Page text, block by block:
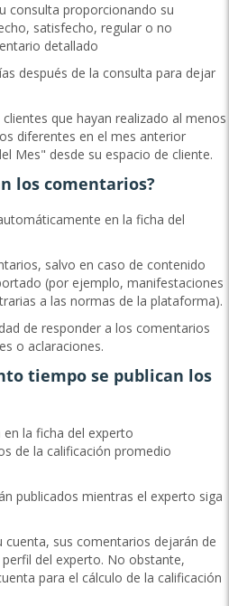
consulta proporcionando su
satisfecho, regular o no
detallado
después de la consulta para dejar
que hayan realizado al menos
diferentes en el mes anterior
Mes" desde su espacio de cliente.
los comentarios?
en la ficha del
salvo en caso de contenido
(por ejemplo, manifestaciones
a las normas de la plataforma).
de responder a los comentarios
o aclaraciones.
tiempo se publican los
la ficha del experto
de la calificación promedio
publicados mientras el experto siga
cuenta, sus comentarios dejarán de
del experto. No obstante,
para el cálculo de la calificación